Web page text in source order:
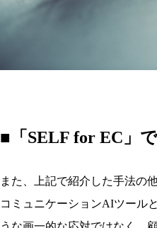
■「SELF for EC」
また、上記で紹介した手法の
コミュニケーションAIツール